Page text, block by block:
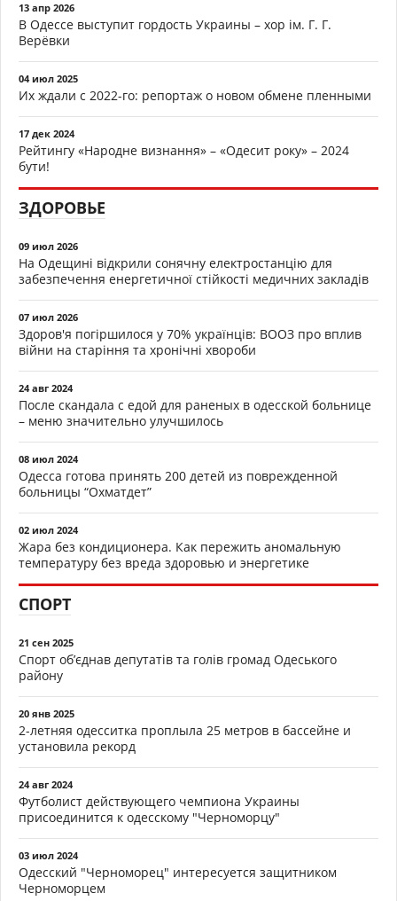
13 апр 2026
В Одессе выступит гордость Украины – хор ім. Г. Г.
Верёвки
04 июл 2025
Их ждали с 2022-го: репортаж о новом обмене пленными
17 дек 2024
Рейтингу «Народне визнання» – «Одесит року» – 2024
бути!
ЗДОРОВЬЕ
09 июл 2026
На Одещині відкрили сонячну електростанцію для
забезпечення енергетичної стійкості медичних закладів
07 июл 2026
Здоров'я погіршилося у 70% українців: ВООЗ про вплив
війни на старіння та хронічні хвороби
24 авг 2024
После скандала с едой для раненых в одесской больнице
– меню значительно улучшилось
08 июл 2024
Одесса готова принять 200 детей из поврежденной
больницы “Охматдет”
02 июл 2024
Жара без кондиционера. Как пережить аномальную
температуру без вреда здоровью и энергетике
СПОРТ
21 сен 2025
Спорт об’єднав депутатів та голів громад Одеського
району
20 янв 2025
2-летняя одесситка проплыла 25 метров в бассейне и
установила рекорд
24 авг 2024
Футболист действующего чемпиона Украины
присоединится к одесскому "Черноморцу"
03 июл 2024
Одесский "Черноморец" интересуется защитником
Черноморцем